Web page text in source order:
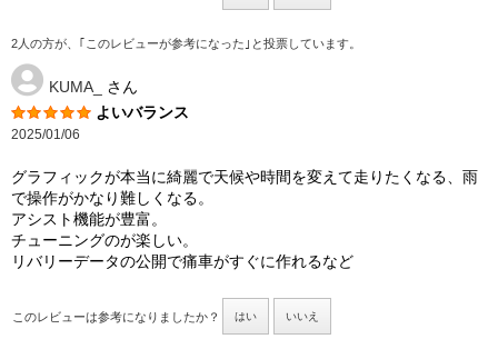
2人の方が、｢このレビューが参考になった｣と投票しています。
KUMA_
さん
よいバランス
2025/01/06
グラフィックが本当に綺麗で天候や時間を変えて走りたくなる、雨
で操作がかなり難しくなる。
アシスト機能が豊富。
チューニングのが楽しい。
リバリーデータの公開で痛車がすぐに作れるなど
このレビューは参考になりましたか？ はい いいえ